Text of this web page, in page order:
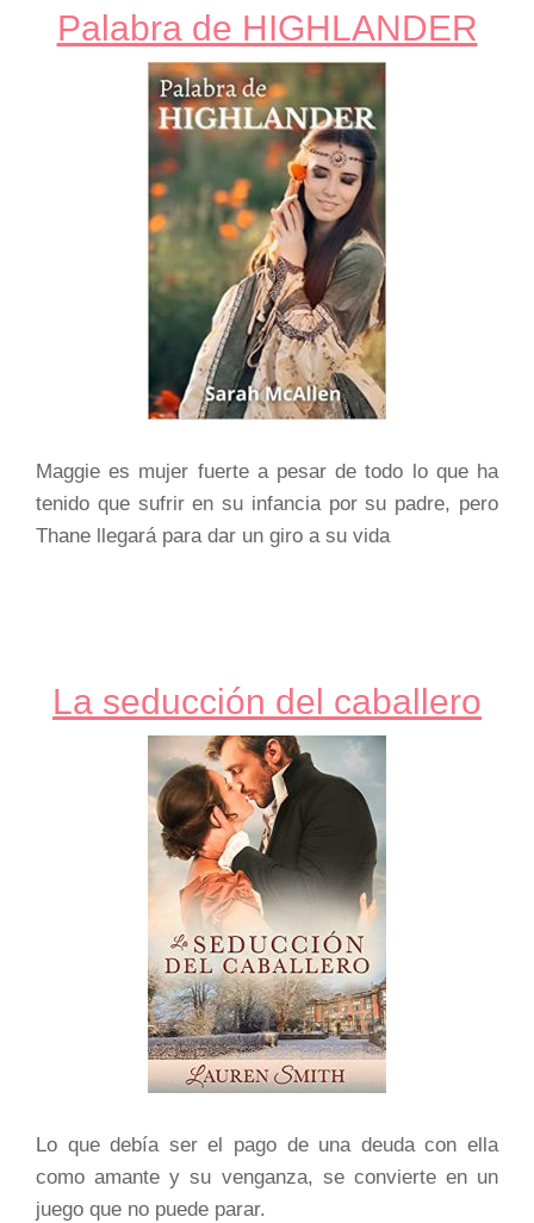
Palabra de HIGHLANDER
Maggie es mujer fuerte a pesar de todo lo que ha
tenido que sufrir en su infancia por su padre, pero
Thane llegará para dar un giro a su vida
La seducción del caballero
Lo que debía ser el pago de una deuda con ella
como amante y su venganza, se convierte en un
juego que no puede parar.